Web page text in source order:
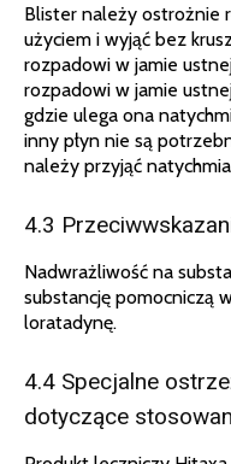
Blister należy ostrożnie
użyciem i wyjąć bez
rozpadowi w jamie
rozpadowi w jamie
gdzie ulega ona
inny płyn nie są
należy przyjąć
4.3
Nadwrażliwość na
substancję pomocniczą
loratadynę.
4.4 Specjalne
dotyczące